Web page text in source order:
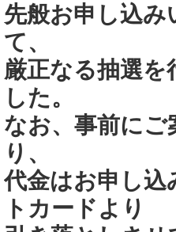
先般お申し込
て、
厳正なる抽選
した。
なお、事前に
り、
代金はお申し
トカードより